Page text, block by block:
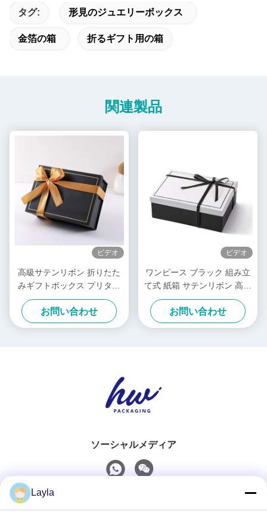
タグ: 形見のジュエリーボックス
金箔の箱 折るギフト用の箱
関連製品
ビデオ
高級サテンリボン 折りたた
みギフトボックス プリタイ
ド 組み立て式パッケージボ
ックス
お問い合わせ
ビデオ
ワンピース ブラック 組み立
て式 紙箱 サテンリボン 高級
白 折りたたみボックス
お問い合わせ
ソーシャルメディア
Layla